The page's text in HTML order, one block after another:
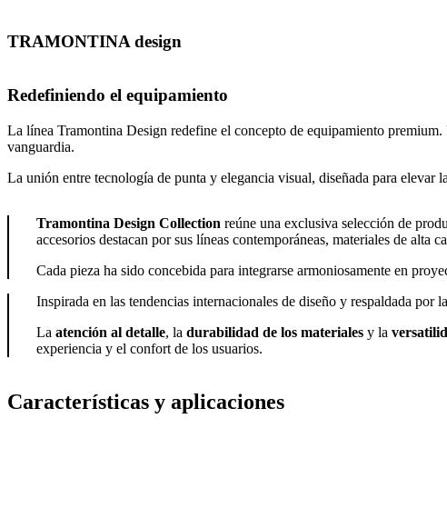
TRAMONTINA design
Redefiniendo el equipamiento
La línea Tramontina Design redefine el concepto de equipamiento
vanguardia.
La unión entre tecnología de punta y elegancia visual, diseñada para elevar
Tramontina Design Collection reúne una exclusiva selección de
accesorios destacan por sus líneas contemporáneas, materiales de alta
Cada pieza ha sido concebida para integrarse armoniosamente en
Inspirada en las tendencias internacionales de diseño y respaldada
La atención al detalle, la durabilidad de los materialesy la
experiencia y el confort de los usuarios.
Características y aplicaciones